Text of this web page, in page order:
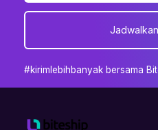
#kirimlebihbanyak bersama